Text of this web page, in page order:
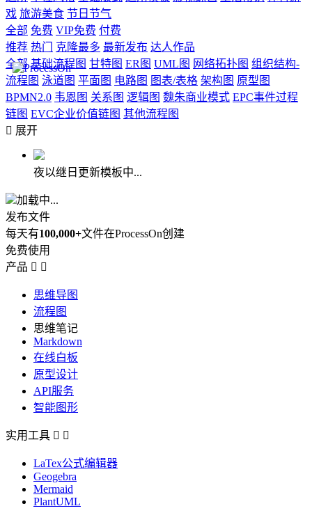
戏 旅游美食 节日节气
全部 免费 VIP免费 付费
推荐 热门 克隆最多 最新发布 达人作品
全部 基础流程图 甘特图 ER图 UML图 网络拓扑图 组织结构-
流程图 泳道图 平面图 电路图 图表/表格 架构图 原型图
BPMN2.0 韦恩图 关系图 逻辑图 魏朱商业模式 EPC事件过程
链图 EVC企业价值链图 其他流程图
 展开
夜以继日更新模板中...
加载中...
发布文件
每天有100,000+文件在ProcessOn创建
免费使用
产品  
思维导图
流程图
思维笔记
Markdown
在线白板
原型设计
API服务
智能图形
实用工具  
LaTex公式编辑器
Geogebra
Mermaid
PlantUML